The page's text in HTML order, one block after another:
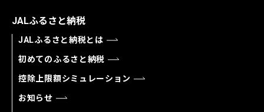
JALふるさと納税
JALふるさと納税とは
初めてのふるさと納税
控除上限額シミュレーション
お知らせ